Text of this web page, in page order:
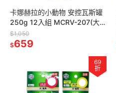
卡娜赫拉的小動物 安控瓦斯罐
250g 12入組 MCRV-207(大容
量防爆CRV卡式罐 戶外露營野
炊瓦斯瓶)
$1,050
$659
69
折